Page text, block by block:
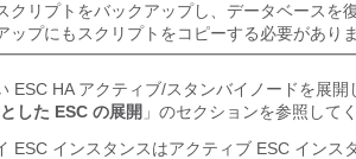
クリプトをバックアップし、データベースを
プにもスクリプトをコピーする必要がありま
ESC HA アクティブ/スタンバイノードを展開
した ESC の展開 」のセクションを参照して
ESC インスタンスはアクティブ ESC インス